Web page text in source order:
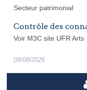
Secteur patrimonial
Contrôle des
Voir M3C site UFR Arts
09/08/2026